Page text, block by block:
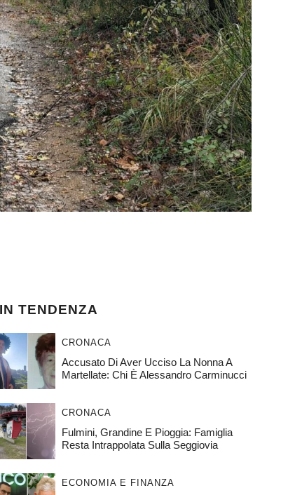
IN TENDENZA
CRONACA
Accusato Di Aver Ucciso La Nonna A
Martellate: Chi È Alessandro Carminucci
CRONACA
Fulmini, Grandine E Pioggia: Famiglia
Resta Intrappolata Sulla Seggiovia
ECONOMIA E FINANZA